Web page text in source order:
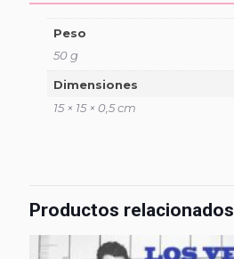
Peso
50 g
Dimensiones
15 × 15 × 0,5 cm
Productos relacionados